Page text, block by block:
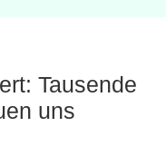
Tausende
uns